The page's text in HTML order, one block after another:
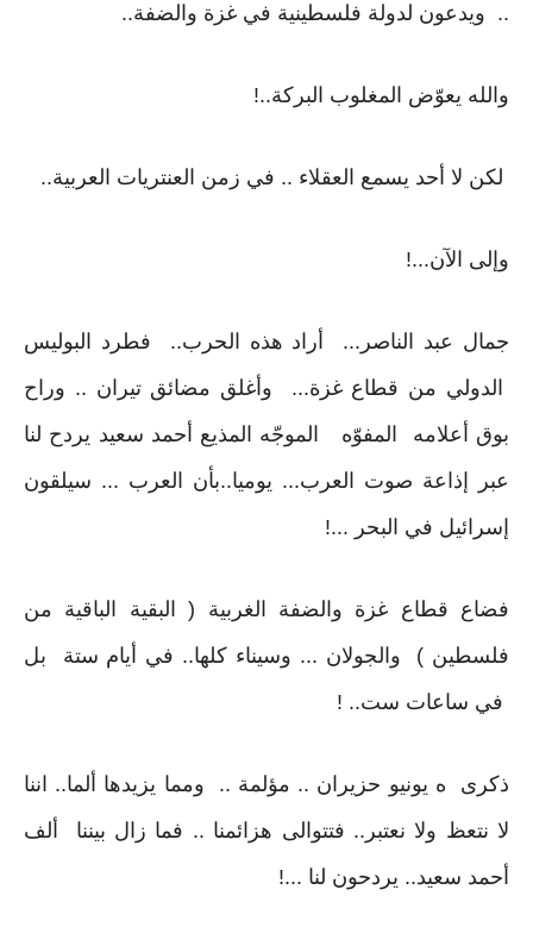
.. ويدعون لدولة فلسطينية في غزة والضفة..
والله يعوّض المغلوب البركة..!
لكن لا أحد يسمع العقلاء .. في زمن العنتريات العربية..
وإلى الآن...!
جمال عبد الناصر... أراد هذه الحرب.. فطرد البوليس
الدولي من قطاع غزة... وأغلق مضائق تيران .. وراح
بوق أعلامه المفوّه الموجّه المذيع أحمد سعيد يردح لنا
عبر إذاعة صوت العرب... يوميا..بأن العرب ... سيلقون
إسرائيل في البحر ...!
فضاع قطاع غزة والضفة الغربية ( البقية الباقية من
فلسطين ) والجولان ... وسيناء كلها.. في أيام ستة بل
في ساعات ست.. !
ذكرى ه يونيو حزيران .. مؤلمة .. ومما يزيدها ألما.. اننا
لا نتعظ ولا نعتبر.. فتتوالى هزائمنا .. فما زال بيننا ألف
أحمد سعيد.. يردحون لنا ...!